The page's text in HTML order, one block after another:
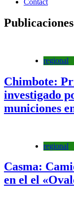
Contact
regional
Chimbote:
investigado
municiones
regional
Casma:
en el el